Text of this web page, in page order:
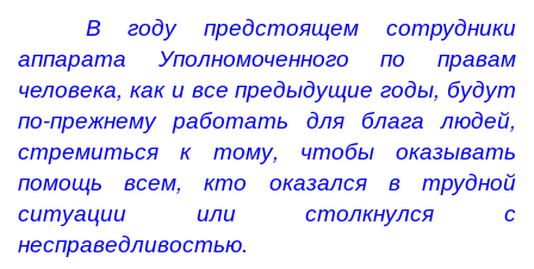
В году предстоящем сотрудники
аппарата Уполномоченного по правам
человека, как и все предыдущие годы, будут
по-прежнему работать для блага людей,
стремиться к тому, чтобы оказывать
помощь всем, кто оказался в трудной
ситуации или столкнулся с
несправедливостью.